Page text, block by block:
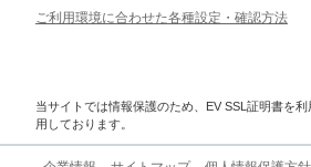
ご利用環境に合わせた各種設定・確認方法
当サイトでは情報保護のため、EV SSL証明書を
用しております。